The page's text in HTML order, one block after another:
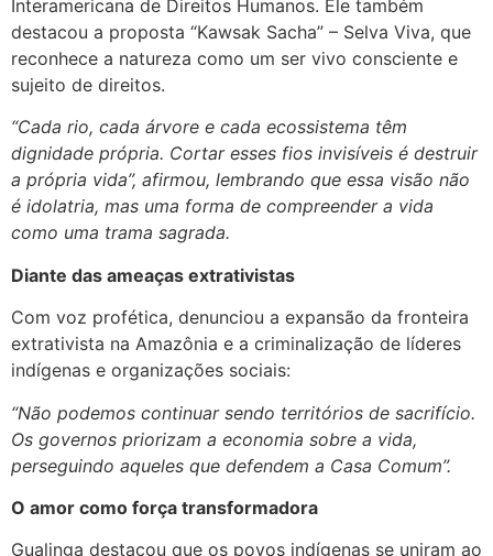
Interamericana de Direitos Humanos. Ele também
destacou a proposta “Kawsak Sacha” – Selva Viva, que
reconhece a natureza como um ser vivo consciente e
sujeito de direitos.
“Cada rio, cada árvore e cada ecossistema têm
dignidade própria. Cortar esses fios invisíveis é destruir
a própria vida”, afirmou, lembrando que essa visão não
é idolatria, mas uma forma de compreender a vida
como uma trama sagrada.
Diante das ameaças extrativistas
Com voz profética, denunciou a expansão da fronteira
extrativista na Amazônia e a criminalização de líderes
indígenas e organizações sociais:
“Não podemos continuar sendo territórios de sacrifício.
Os governos priorizam a economia sobre a vida,
perseguindo aqueles que defendem a Casa Comum”.
O amor como força transformadora
Gualinga destacou que os povos indígenas se uniram ao